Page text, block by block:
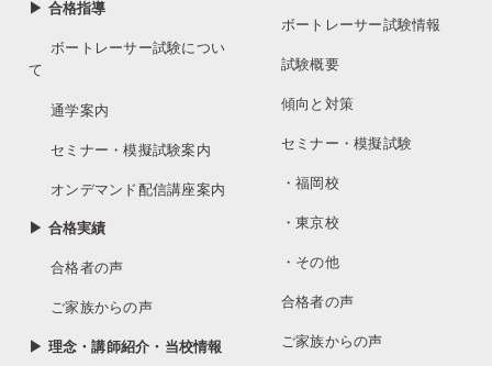
▶ 合格指導
ボートレーサー試験につい
て
通学案内
セミナー・模擬試験案内
オンデマンド配信講座案内
▶ 合格実績
合格者の声
ご家族からの声
▶ 理念・講師紹介・当校情報
ボートレーサー試験情報
試験概要
傾向と対策
セミナー・模擬試験
・福岡校
・東京校
・その他
合格者の声
ご家族からの声